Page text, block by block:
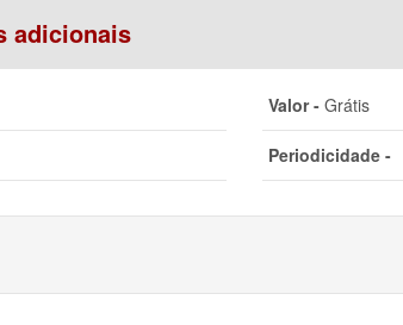
adicionais
Valor -Grátis
Periodicidade -